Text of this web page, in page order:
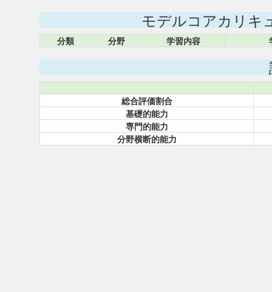
モデルコアカリキ
分類 分野 学習内容
総合評価割合
基礎的能力
専門的能力
分野横断的能力